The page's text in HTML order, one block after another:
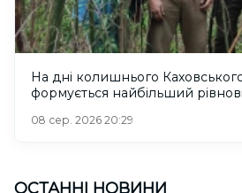
На дні колишнього
формується найбільший
08 сер. 2026 20:29
ОСТАННІ НОВИНИ